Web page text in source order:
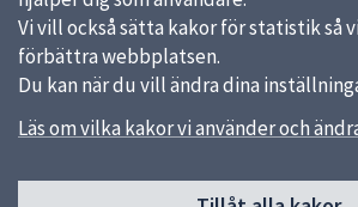
Vi vill också sätta kakor för statistik så
förbättra webbplatsen.
Du kan när du vill ändra dina
Läs om vilka kakor vi använder och
Sidfot